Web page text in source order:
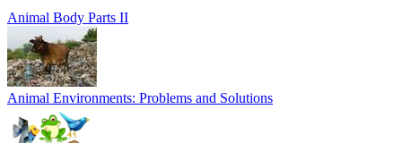
Animal Body Parts II
Animal Environments: Problems and Solutions